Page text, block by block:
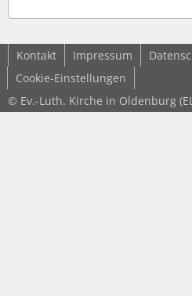
Kontakt Impressum
Cookie-Einstellungen
© Ev.-Luth. Kirche in Oldenburg